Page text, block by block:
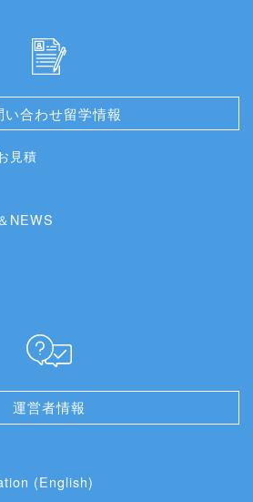
い合わせ留学情報
見積
NEWS
運営者情報
(English)